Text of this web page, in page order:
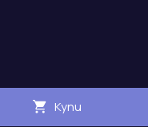
Купи